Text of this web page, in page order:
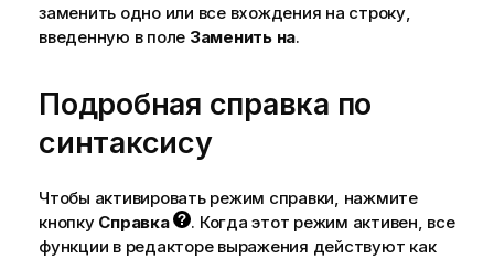
заменить одно или все вхождения на строку,
введенную в поле Заменить на.
Подробная справка по
синтаксису
Чтобы активировать режим справки, нажмите
кнопку Справка
. Когда этот режим активен, все
функции в редакторе выражения действуют как